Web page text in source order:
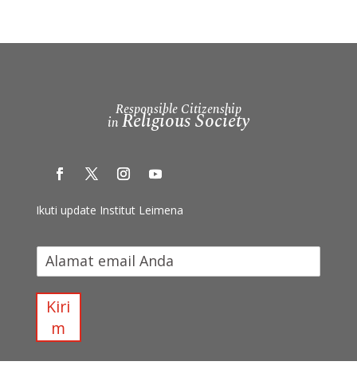
Responsible Citizenship
in Religious Society
Ikuti update Institut Leimena
d
Kiri
m